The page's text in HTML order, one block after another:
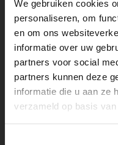
We gebruiken cookies
personaliseren, om
en om ons
informatie over uw
partners voor social
partners kunnen deze
informatie die u aan ze
verzameld op basis